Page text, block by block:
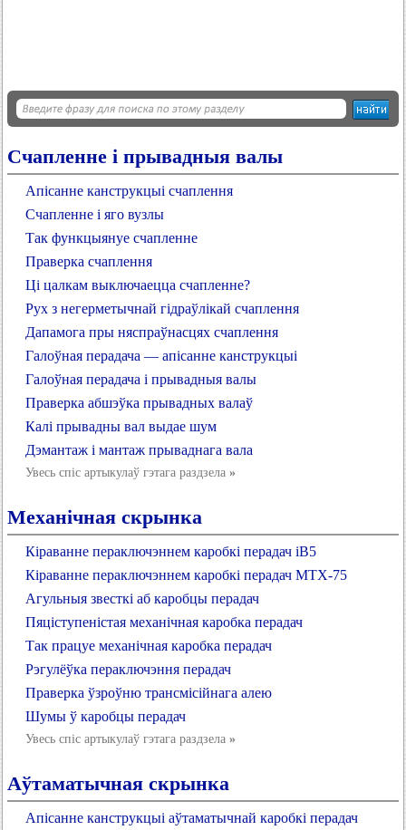
Счапленне і прывадныя валы
Апісанне канструкцыі счаплення
Счапленне і яго вузлы
Так функцыянуе счапленне
Праверка счаплення
Ці цалкам выключаецца счапленне?
Рух з негерметычнай гідраўлікай счаплення
Дапамога пры няспраўнасцях счаплення
Галоўная перадача — апісанне канструкцыі
Галоўная перадача і прывадныя валы
Праверка абшэўка прывадных валаў
Калі прывадны вал выдае шум
Дэмантаж і мантаж прываднага вала
Увесь спіс артыкулаў гэтага раздзела »
Механічная скрынка
Кіраванне пераключэннем каробкі перадач iB5
Кіраванне пераключэннем каробкі перадач МТХ-75
Агульныя звесткі аб каробцы перадач
Пяціступеністая механічная каробка перадач
Так працуе механічная каробка перадач
Рэгулёўка пераключэння перадач
Праверка ўзроўню трансмісійнага алею
Шумы ў каробцы перадач
Увесь спіс артыкулаў гэтага раздзела »
Аўтаматычная скрынка
Апісанне канструкцыі аўтаматычнай каробкі перадач